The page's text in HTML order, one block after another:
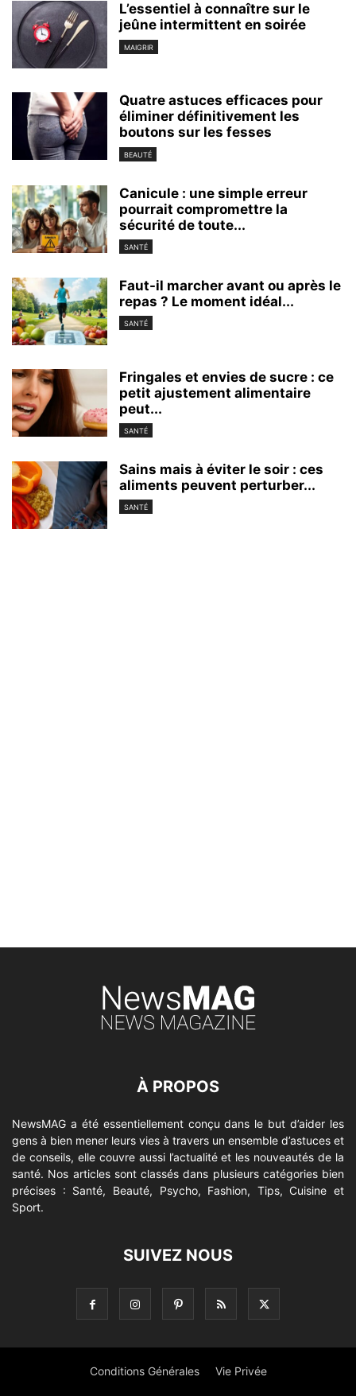
L’essentiel à connaître sur le
jeûne intermittent en soirée
MAIGRIR
Quatre astuces efficaces pour
éliminer définitivement les
boutons sur les fesses
BEAUTÉ
Canicule : une simple erreur
pourrait compromettre la
sécurité de toute...
SANTÉ
Faut-il marcher avant ou après le
repas ? Le moment idéal...
SANTÉ
Fringales et envies de sucre : ce
petit ajustement alimentaire
peut...
SANTÉ
Sains mais à éviter le soir : ces
aliments peuvent perturber...
SANTÉ
À PROPOS
NewsMAG a été essentiellement conçu dans le but d’aider les
gens à bien mener leurs vies à travers un ensemble d’astuces et
de conseils, elle couvre aussi l’actualité et les nouveautés de la
santé. Nos articles sont classés dans plusieurs catégories bien
précises : Santé, Beauté, Psycho, Fashion, Tips, Cuisine et
Sport.
SUIVEZ NOUS
Conditions Générales Vie Privée